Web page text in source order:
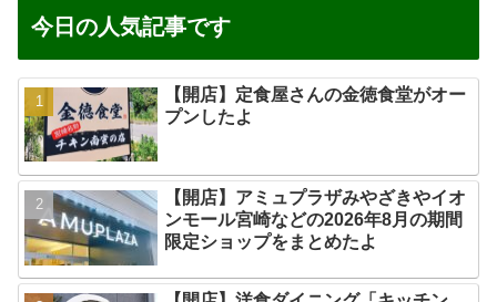
今日の人気記事です
【開店】定食屋さんの金徳食堂がオー
プンしたよ
【開店】アミュプラザみやざきやイオ
ンモール宮崎などの2026年8月の期間
限定ショップをまとめたよ